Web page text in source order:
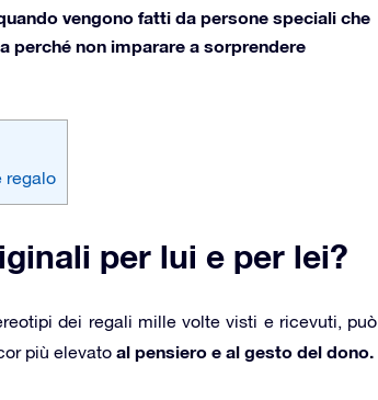
vengono fatti da persone speciali che
perché non imparare a sorprendere
regalo
per lui e per lei?
dei regali mille volte visti e ricevuti, può
più elevato al pensiero e al gesto del dono.